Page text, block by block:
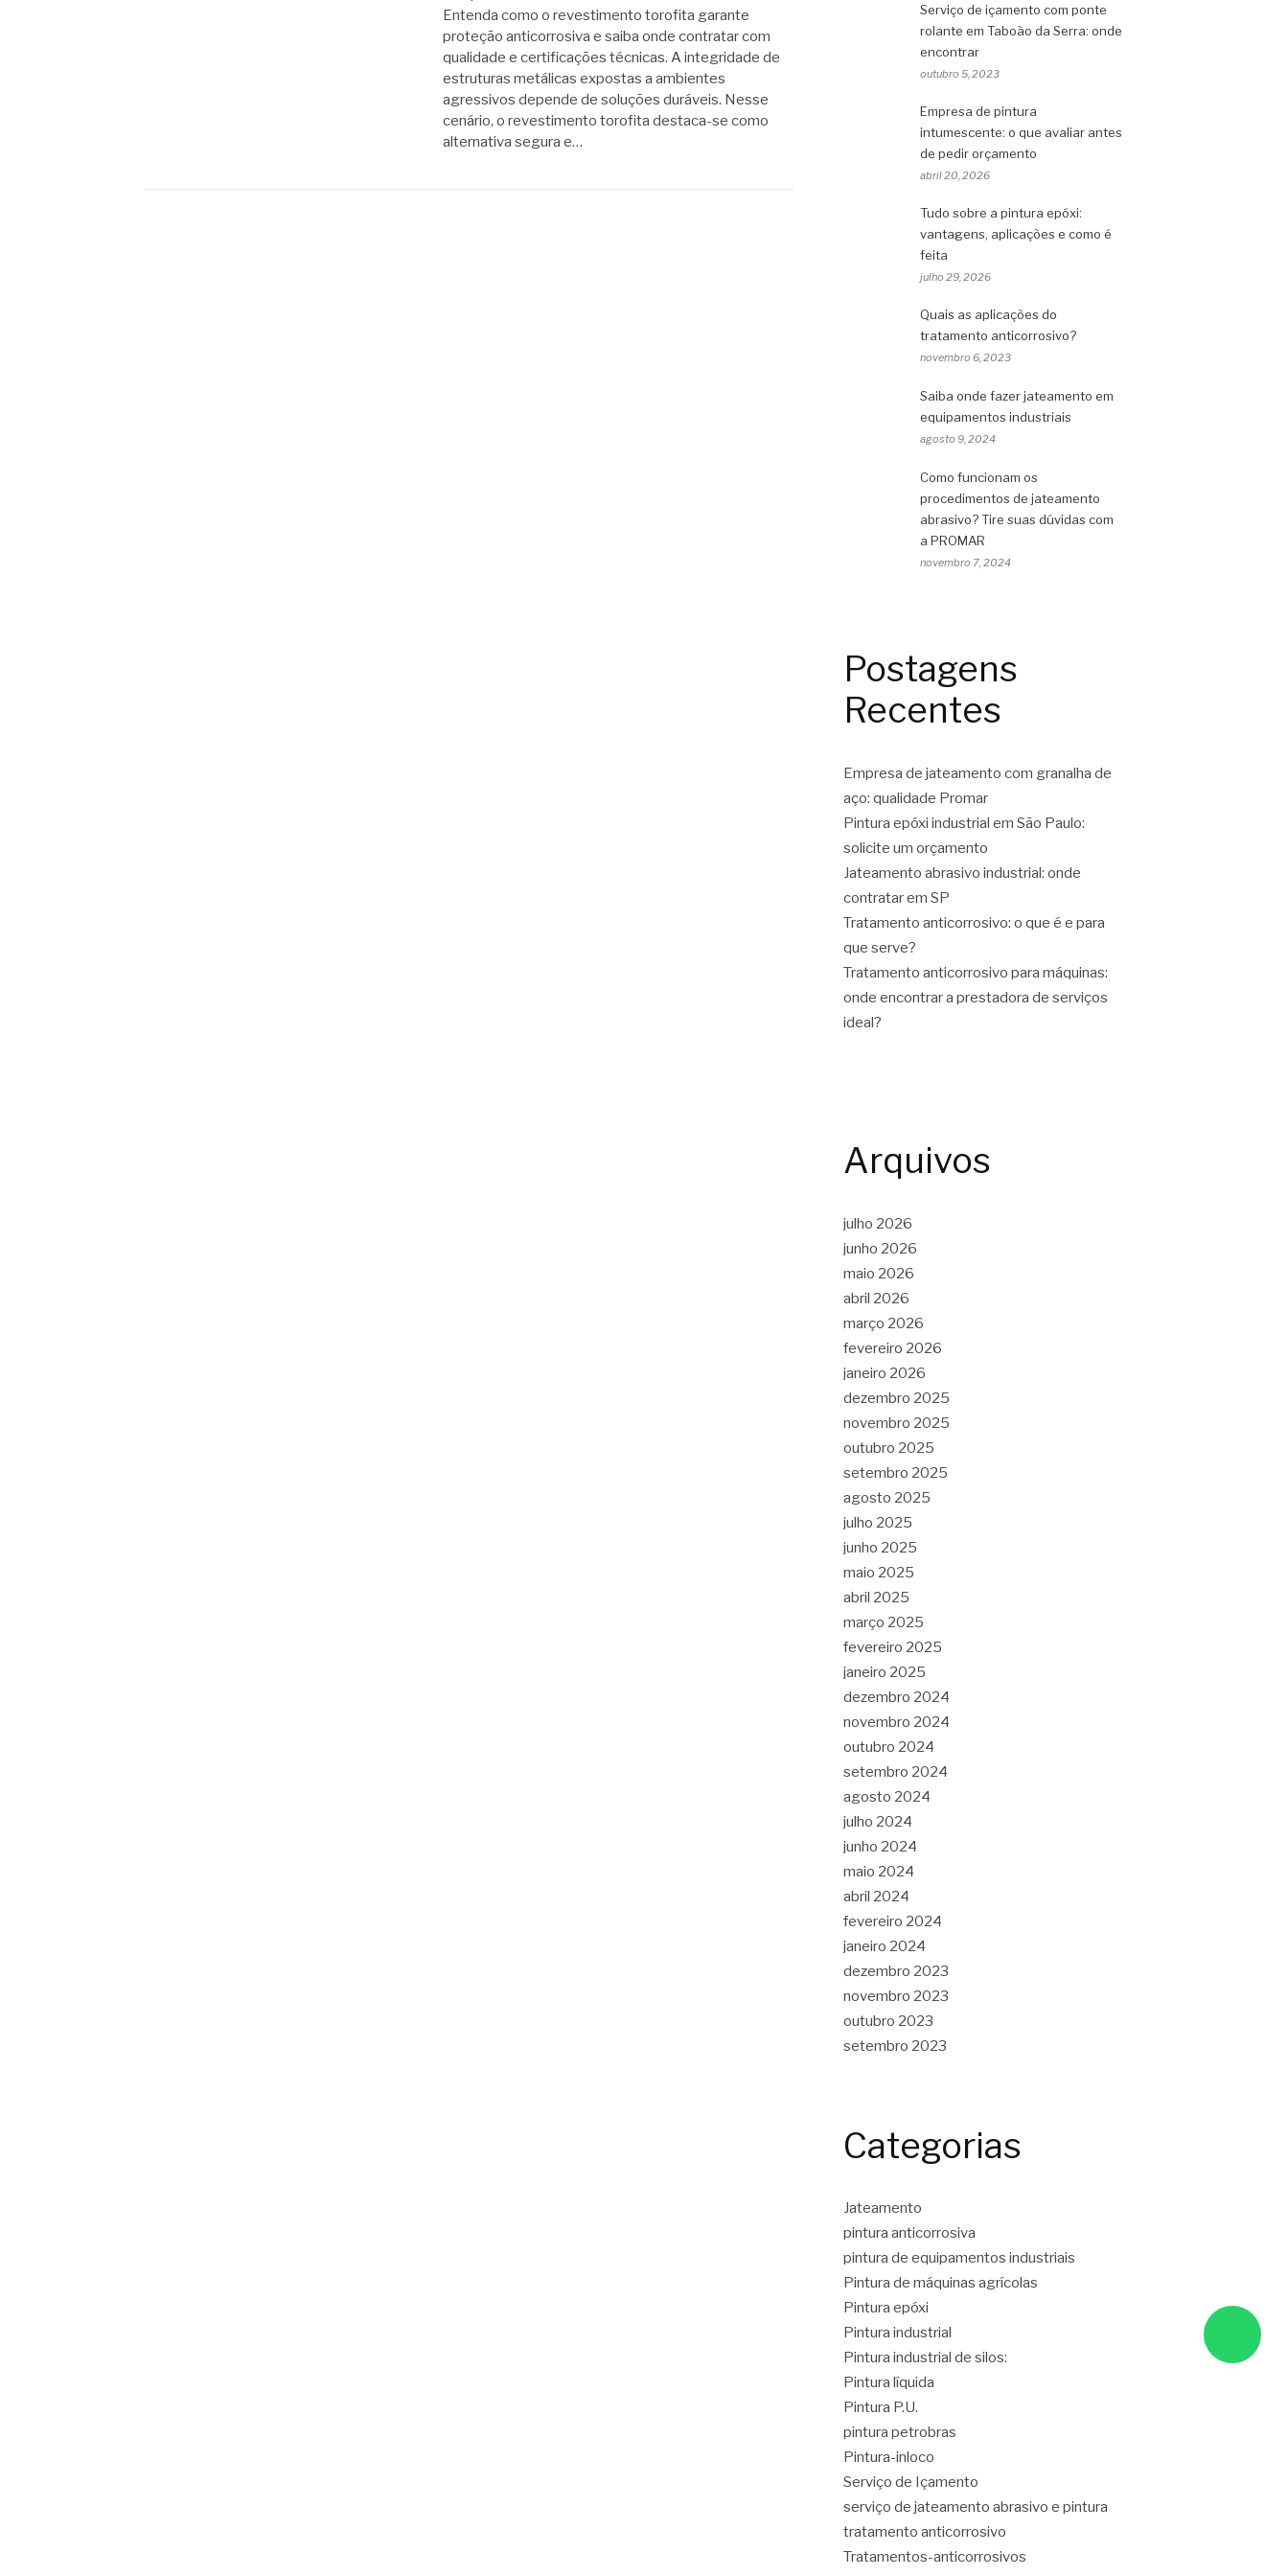
Entenda como o revestimento torofita garante
proteção anticorrosiva e saiba onde contratar com
qualidade e certificações técnicas. A integridade de
estruturas metálicas expostas a ambientes
agressivos depende de soluções duráveis. Nesse
cenário, o revestimento torofita destaca-se como
alternativa segura e…
Serviço de içamento com ponte
rolante em Taboão da Serra: onde
encontrar
outubro 5, 2023
Empresa de pintura
intumescente: o que avaliar antes
de pedir orçamento
abril 20, 2026
Tudo sobre a pintura epóxi:
vantagens, aplicações e como é
feita
julho 29, 2026
Quais as aplicações do
tratamento anticorrosivo?
novembro 6, 2023
Saiba onde fazer jateamento em
equipamentos industriais
agosto 9, 2024
Como funcionam os
procedimentos de jateamento
abrasivo? Tire suas dúvidas com
a PROMAR
novembro 7, 2024
Postagens
Recentes
Empresa de jateamento com granalha de
aço: qualidade Promar
Pintura epóxi industrial em São Paulo:
solicite um orçamento
Jateamento abrasivo industrial: onde
contratar em SP
Tratamento anticorrosivo: o que é e para
que serve?
Tratamento anticorrosivo para máquinas:
onde encontrar a prestadora de serviços
ideal?
Arquivos
julho 2026
junho 2026
maio 2026
abril 2026
março 2026
fevereiro 2026
janeiro 2026
dezembro 2025
novembro 2025
outubro 2025
setembro 2025
agosto 2025
julho 2025
junho 2025
maio 2025
abril 2025
março 2025
fevereiro 2025
janeiro 2025
dezembro 2024
novembro 2024
outubro 2024
setembro 2024
agosto 2024
julho 2024
junho 2024
maio 2024
abril 2024
fevereiro 2024
janeiro 2024
dezembro 2023
novembro 2023
outubro 2023
setembro 2023
Categorias
Jateamento
pintura anticorrosiva
pintura de equipamentos industriais
Pintura de máquinas agrícolas
Pintura epóxi
Pintura industrial
Pintura industrial de silos:
Pintura líquida
Pintura P.U.
pintura petrobras
Pintura-inloco
Serviço de Içamento
serviço de jateamento abrasivo e pintura
tratamento anticorrosivo
Tratamentos-anticorrosivos